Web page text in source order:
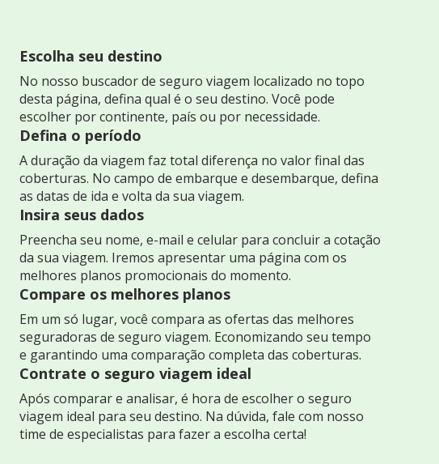
Escolha seu destino
No nosso buscador de seguro viagem localizado no topo
desta página, defina qual é o seu destino. Você pode
escolher por continente, país ou por necessidade.
Defina o período
A duração da viagem faz total diferença no valor final das
coberturas. No campo de embarque e desembarque, defina
as datas de ida e volta da sua viagem.
Insira seus dados
Preencha seu nome, e-mail e celular para concluir a cotação
da sua viagem. Iremos apresentar uma página com os
melhores planos promocionais do momento.
Compare os melhores planos
Em um só lugar, você compara as ofertas das melhores
seguradoras de seguro viagem. Economizando seu tempo
e garantindo uma comparação completa das coberturas.
Contrate o seguro viagem ideal
Após comparar e analisar, é hora de escolher o seguro
viagem ideal para seu destino. Na dúvida, fale com nosso
time de especialistas para fazer a escolha certa!